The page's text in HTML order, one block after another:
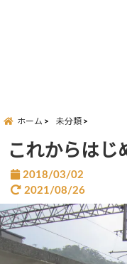
ホーム 未分類
これからはじ
2018/03/02
2021/08/26